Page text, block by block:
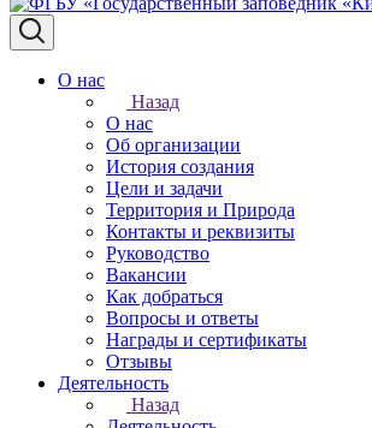
О нас
Назад
О нас
Об организации
История создания
Цели и задачи
Территория и Природа
Контакты и реквизиты
Руководство
Вакансии
Как добраться
Вопросы и ответы
Награды и сертификаты
Отзывы
Деятельность
Назад